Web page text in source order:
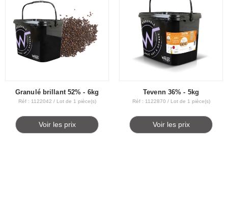
Granulé brillant 52% - 6kg
Réf : 1122042 / Lot de 1 pièce(s)
Voir les prix
Tevenn 36% - 5kg
Réf : 1122870 / Lot de 1 pièce(s)
Voir les prix